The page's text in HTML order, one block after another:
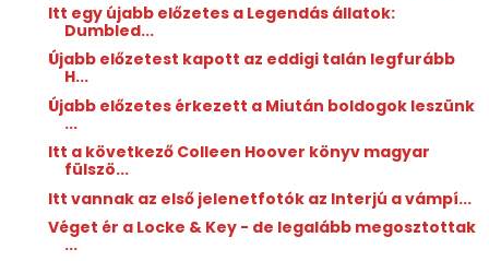
Itt egy újabb előzetes a Legendás állatok:
Dumbled...
Újabb előzetest kapott az eddigi talán legfurább
H...
Újabb előzetes érkezett a Miután boldogok leszünk
...
Itt a következő Colleen Hoover könyv magyar
fülszö...
Itt vannak az első jelenetfotók az Interjú a vámpí...
Véget ér a Locke & Key - de legalább megosztottak
...